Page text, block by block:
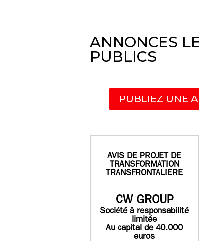
ANNONCES
PUBLICS
PUBLIEZ UNE
AVIS DE PROJET DE
TRANSFORMATION
TRANSFRONTALIERE
CW GROUP
Société à responsabilité
limitée
Au capital de 40.000
euros